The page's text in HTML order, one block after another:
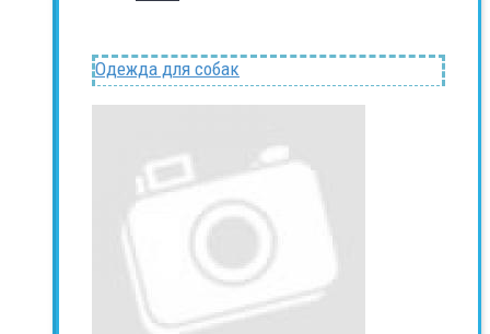
Одежда для собак